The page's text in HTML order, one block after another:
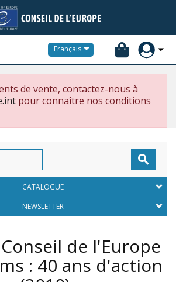
Français
de vente, contactez-nous à
pour connaître nos conditions

CATALOGUE
NEWSLETTER
Conseil de l'Europe
: 40 ans d'action